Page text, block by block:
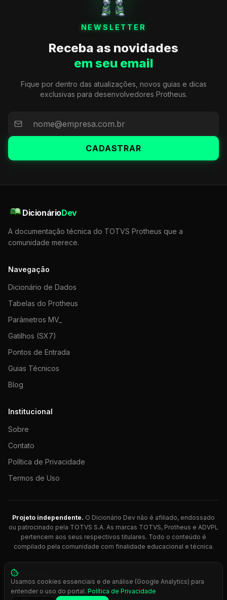
NEWSLETTER
Receba as novidades
em seu email
Fique por dentro das atualizações, novos guias e dicas
exclusivas para desenvolvedores Protheus.
CADASTRAR
DicionárioDev
A documentação técnica do TOTVS Protheus que a
comunidade merece.
Navegação
Dicionário de Dados
Tabelas do Protheus
Parâmetros MV_
Gatilhos (SX7)
Pontos de Entrada
Guias Técnicos
Blog
Institucional
Sobre
Contato
Política de Privacidade
Termos de Uso
Projeto independente. O Dicionário Dev não é afiliado, endossado
ou patrocinado pela TOTVS S.A. As marcas TOTVS, Protheus e ADVPL
pertencem aos seus respectivos titulares. Todo o conteúdo é
compilado pela comunidade com finalidade educacional e técnica.
© 2026 Dicionário Dev. Feito com 💚 para desenvolvedores
Protheus.
Press Ctrl+K
Usamos cookies essenciais e de análise (Google Analytics) para
entender o uso do portal. Política de Privacidade